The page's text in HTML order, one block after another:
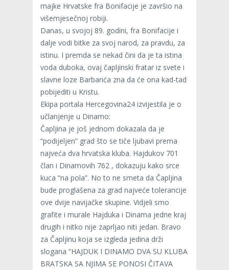
majke Hrvatske fra Bonifacije je završio na
višemjesečnoj robiji.
Danas, u svojoj 89. godini, fra Bonifacije i
dalje vodi bitke za svoj narod, za pravdu, za
istinu. I premda se nekad čini da je ta istina
voda duboka, ovaj čapljinski fratar iz svete i
slavne loze Barbarića zna da će ona kad-tad
pobijediti u Kristu.
Ekipa portala Hercegovina24 izvijestila je o
učlanjenje u Dinamo:
Čapljina je još jednom dokazala da je
“podijeljen” grad što se tiče ljubavi prema
najveća dva hrvatska kluba. Hajdukov 701
član i Dinamovih 762 , dokazuju kako srce
kuca “na pola”. No to ne smeta da Čapljina
bude proglašena za grad najveće tolerancije
ove dvije navijačke skupine. Vidjeli smo
grafite i murale Hajduka i Dinama jedne kraj
drugih i nitko nije zaprljao niti jedan. Bravo
za Čapljinu koja se izgleda jedina drži
slogana “HAJDUK I DINAMO DVA SU KLUBA
BRATSKA SA NJIMA SE PONOSI ČITAVA